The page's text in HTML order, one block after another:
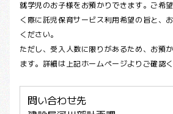
就学児のお子様をお預かりできます。ご希
く際に託児保育サービス利用希望の旨と、
ください。
ただし、受入人数に限りがあるため、お預
ます。詳細は上記ホームページよりご確認く
問い合わせ先